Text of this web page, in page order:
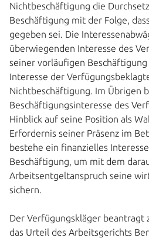
Nichtbeschäftigung die
Beschäftigung mit der Folge,
gegeben sei. Die
überwiegenden Interesse des
seiner vorläufigen
Interesse der
Nichtbeschäftigung. Im Übrigen
Beschäftigungsinteresse des
Hinblick auf seine Position als
Erfordernis seiner Präsenz im
bestehe ein finanzielles
Beschäftigung, um mit dem
Arbeitsentgeltanspruch seine
sichern.
Der Verfügungskläger beantragt
das Urteil des Arbeitsgerichts